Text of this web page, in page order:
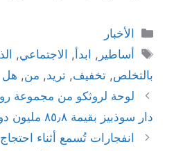
التصنيفات
الأخبار
الوسوم
أساطير , ابدأ , الاجتماعي,
بالتخلص, تخفيف, تريد, من, هل
لوحة لروثكو من مجموعة
دار سوذبيز بقيمة ٨٥٫٨ مليون دولار
انفجارات تُسمع أثناء